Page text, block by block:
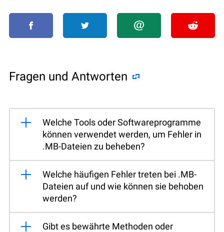
Fragen und Antworten
Welche Tools oder Softwareprogramme
können verwendet werden, um Fehler in
.MB-Dateien zu beheben?
Welche häufigen Fehler treten bei .MB-
Dateien auf und wie können sie behoben
werden?
Gibt es bewährte Methoden oder